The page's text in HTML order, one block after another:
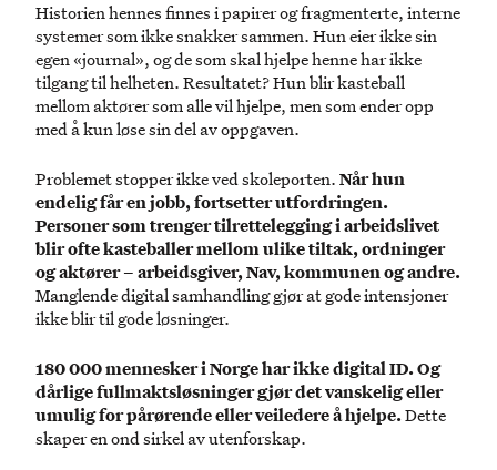
Historien hennes finnes i papirer og fragmenterte, interne
systemer som ikke snakker sammen. Hun eier ikke sin
egen «journal», og de som skal hjelpe henne har ikke
tilgang til helheten. Resultatet? Hun blir kasteball
mellom aktører som alle vil hjelpe, men som ender opp
med å kun løse sin del av oppgaven.
Problemet stopper ikke ved skoleporten.Når hun
endelig får en jobb, fortsetter utfordringen.
Personer som trenger tilrettelegging i arbeidslivet
blir ofte kasteballer mellom ulike tiltak, ordninger
og aktører – arbeidsgiver, Nav, kommunen og andre.
Manglende digital samhandling gjør at gode intensjoner
ikke blir til gode løsninger.
180 000 mennesker i Norge har ikke digital ID. Og
dårlige fullmaktsløsninger gjør det vanskelig eller
umulig for pårørende eller veiledere å hjelpe.Dette
skaper en ond sirkel av utenforskap.